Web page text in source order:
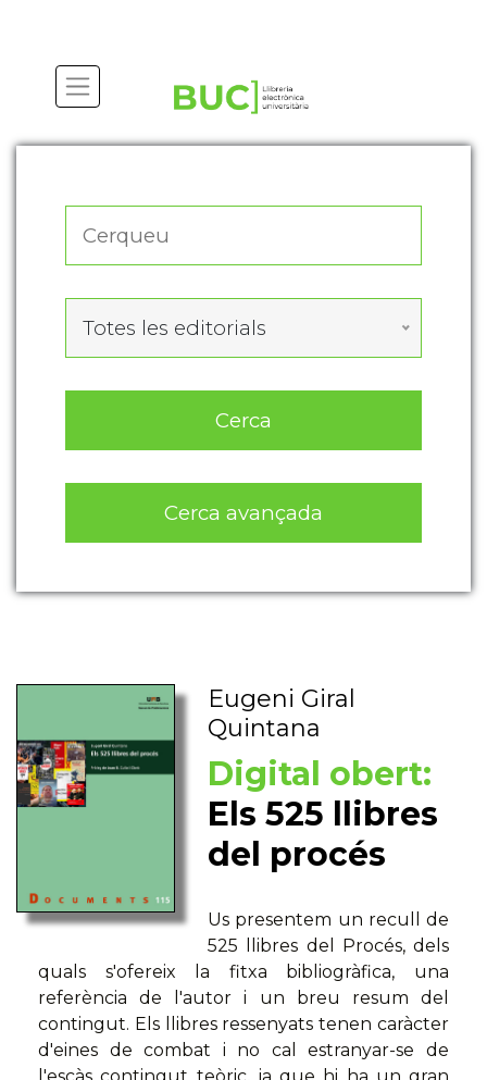
Totes les editorials
Cerca
Cerca avançada
Eugeni Giral
Quintana
Digital obert:
Els 525 llibres
del procés
Us presentem un recull de
525 llibres del Procés, dels
quals s'ofereix la fitxa bibliogràfica, una
referència de l'autor i un breu resum del
contingut. Els llibres ressenyats tenen caràcter
d'eines de combat i no cal estranyar-se de